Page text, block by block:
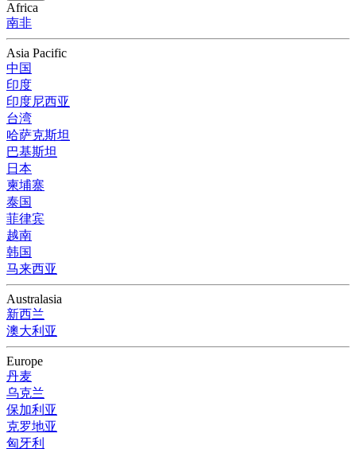
Africa
南非
Asia Pacific
中国
印度
印度尼西亚
台湾
哈萨克斯坦
巴基斯坦
日本
柬埔寨
泰国
菲律宾
越南
韩国
马来西亚
Australasia
新西兰
澳大利亚
Europe
丹麦
乌克兰
保加利亚
克罗地亚
匈牙利